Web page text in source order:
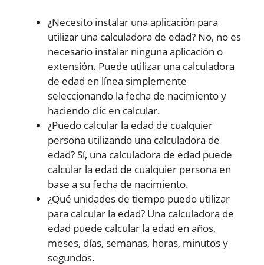
¿Necesito instalar una aplicación para
utilizar una calculadora de edad? No, no es
necesario instalar ninguna aplicación o
extensión. Puede utilizar una calculadora
de edad en línea simplemente
seleccionando la fecha de nacimiento y
haciendo clic en calcular.
¿Puedo calcular la edad de cualquier
persona utilizando una calculadora de
edad? Sí, una calculadora de edad puede
calcular la edad de cualquier persona en
base a su fecha de nacimiento.
¿Qué unidades de tiempo puedo utilizar
para calcular la edad? Una calculadora de
edad puede calcular la edad en años,
meses, días, semanas, horas, minutos y
segundos.